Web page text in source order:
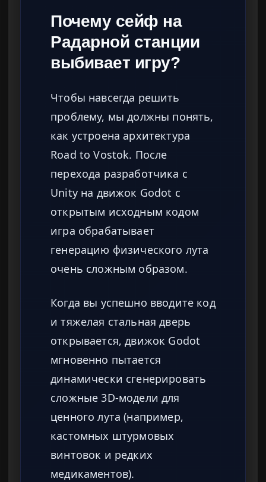
Почему сейф на
Радарной станции
выбивает игру?
Чтобы навсегда решить
проблему, мы должны понять,
как устроена архитектура
Road to Vostok. После
перехода разработчика с
Unity на движок Godot с
открытым исходным кодом
игра обрабатывает
генерацию физического лута
очень сложным образом.
Когда вы успешно вводите код
и тяжелая стальная дверь
открывается, движок Godot
мгновенно пытается
динамически сгенерировать
сложные 3D-модели для
ценного лута (например,
кастомных штурмовых
винтовок и редких
медикаментов).